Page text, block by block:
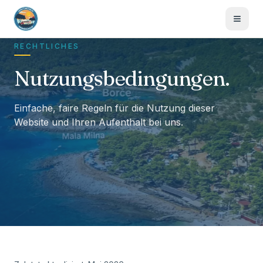
RECHTLICHES
Nutzungsbedingungen.
Einfache, faire Regeln für die Nutzung dieser
Website und Ihren Aufenthalt bei uns.